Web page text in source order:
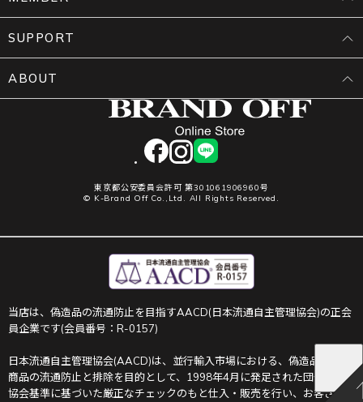
facebookinstagram
LINE
東京都公安委員会許可 第301061906960号
© K-Brand Off Co.,Ltd. All Rights Reserved.
SUPPORT
ABOUT
当店は、偽造品の流通防止を目指すAACD(日本流通自主管理協会)の正会
員企業です(会員番号：R-0157)
日本流通自主管理協会(AACD)は、並行輸入市場における、偽造品や不正
商品の流通防止と排除を目的として、1998年4月に発足された団体です。
協会基準に基づいた厳正なチェックのもと仕入・販売を行い、お客さま